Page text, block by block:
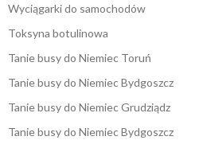
Wyciągarki do samochodów
Toksyna botulinowa
Tanie busy do Niemiec Toruń
Tanie busy do Niemiec Bydgoszcz
Tanie busy do Niemiec Grudziądz
Tanie busy do Niemiec Bydgoszcz